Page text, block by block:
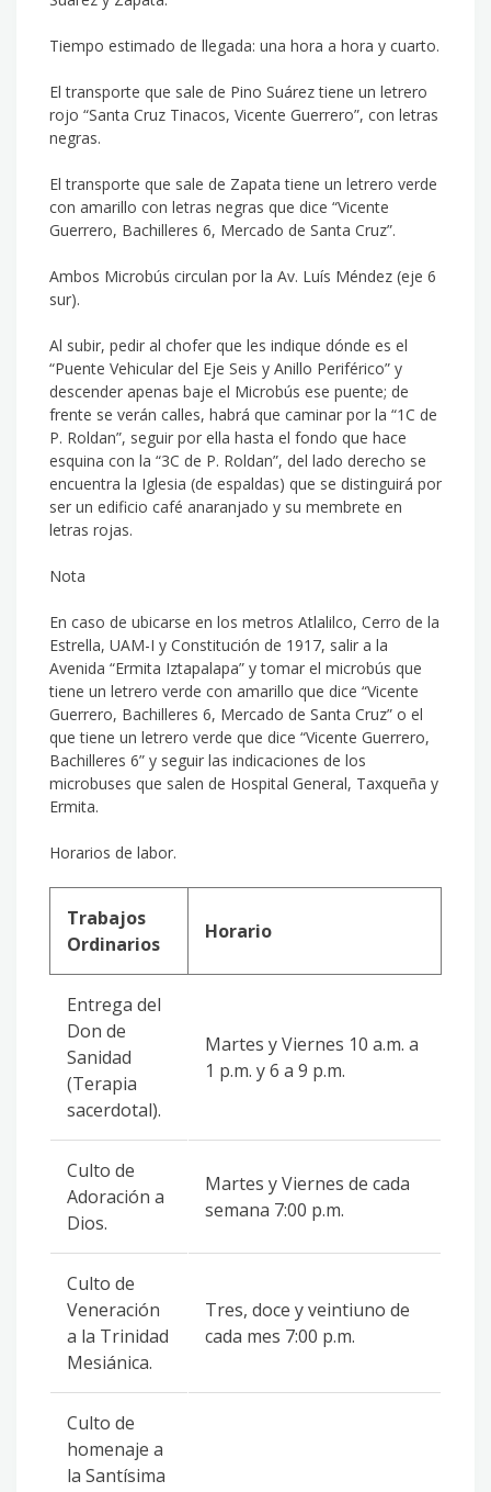
Tiempo estimado de llegada: una hora a hora y cuarto.
El transporte que sale de Pino Suárez tiene un letrero
rojo “Santa Cruz Tinacos, Vicente Guerrero”, con letras
negras.
El transporte que sale de Zapata tiene un letrero verde
con amarillo con letras negras que dice “Vicente
Guerrero, Bachilleres 6, Mercado de Santa Cruz”.
Ambos Microbús circulan por la Av. Luís Méndez (eje 6
sur).
Al subir, pedir al chofer que les indique dónde es el
“Puente Vehicular del Eje Seis y Anillo Periférico” y
descender apenas baje el Microbús ese puente; de
frente se verán calles, habrá que caminar por la “1C de
P. Roldan”, seguir por ella hasta el fondo que hace
esquina con la “3C de P. Roldan”, del lado derecho se
encuentra la Iglesia (de espaldas) que se distinguirá por
ser un edificio café anaranjado y su membrete en
letras rojas.
Nota
En caso de ubicarse en los metros Atlalilco, Cerro de la
Estrella, UAM-I y Constitución de 1917, salir a la
Avenida “Ermita Iztapalapa” y tomar el microbús que
tiene un letrero verde con amarillo que dice “Vicente
Guerrero, Bachilleres 6, Mercado de Santa Cruz” o el
que tiene un letrero verde que dice “Vicente Guerrero,
Bachilleres 6” y seguir las indicaciones de los
microbuses que salen de Hospital General, Taxqueña y
Ermita.
Horarios de labor.
Trabajos
Ordinarios
Horario
Entrega del
Don de
Sanidad
(Terapia
sacerdotal).
Martes y Viernes 10 a.m. a
1 p.m. y 6 a 9 p.m.
Culto de
Adoración a
Dios.
Martes y Viernes de cada
semana 7:00 p.m.
Culto de
Veneración
a la Trinidad
Mesiánica.
Tres, doce y veintiuno de
cada mes 7:00 p.m.
Culto de
homenaje a
la Santísima